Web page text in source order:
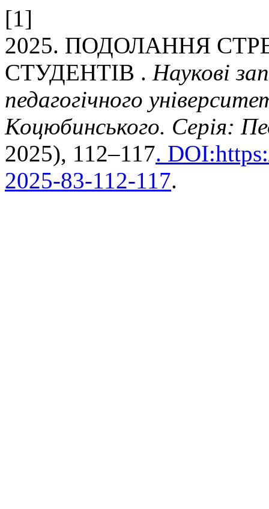
[1]
2025. ПОДОЛАННЯ
СТУДЕНТІВ . Наукові
педагогічного
Коцюбинського. Серія:
2025), 112–117.
2025-83-112-117.